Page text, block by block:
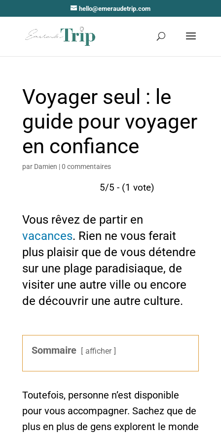
hello@emeraudetrip.com
Voyager seul : le
guide pour voyager
en confiance
par Damien |0 commentaires
5/5 - (1 vote)
Vous rêvez de partir en
vacances. Rien ne vous ferait
plus plaisir que de vous détendre
sur une plage paradisiaque, de
visiter une autre ville ou encore
de découvrir une autre culture.
Sommaire afficher
Toutefois, personne n’est disponible
pour vous accompagner. Sachez que de
plus en plus de gens explorent le monde